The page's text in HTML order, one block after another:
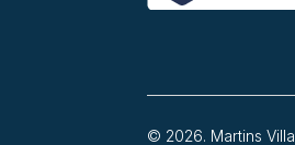
© 2026. Martins